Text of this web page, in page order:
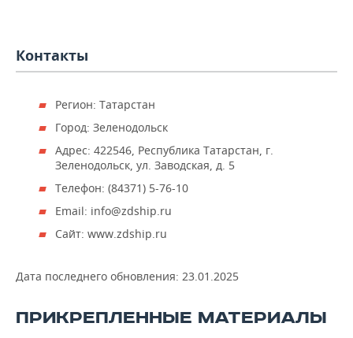
ВОДНЫЕ ВИДЫ СПОРТА
ХОККЕЙ С МЯЧОМ
ОБРАЗОВАНИЕ
ПРОИСШЕСТВИЯ
Контакты
Регион: Татарстан
Город: Зеленодольск
Адрес: 422546, Республика Татарстан, г.
Зеленодольск, ул. Заводская, д. 5
Телефон: (84371) 5-76-10
Email: info@zdship.ru
Сайт: www.zdship.ru
Дата последнего обновления: 23.01.2025
ПРИКРЕПЛЕННЫЕ МАТЕРИАЛЫ